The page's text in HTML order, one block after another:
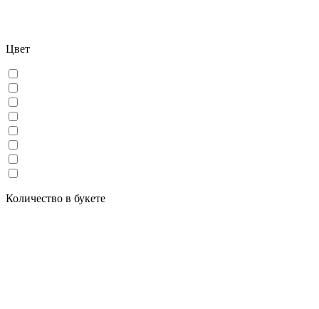
Цвет
Количество в букете